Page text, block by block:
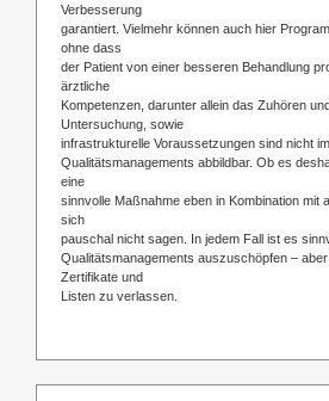
Verbesserung
garantiert. Vielmehr können auch hier
ohne dass
der Patient von einer besseren Behandlung
ärztliche
Kompetenzen, darunter allein das Zuhören
Untersuchung, sowie
infrastrukturelle Voraussetzungen sind nicht
Qualitätsmanagements abbildbar. Ob es
eine
sinnvolle Maßnahme eben in Kombination mit
sich
pauschal nicht sagen. In jedem Fall ist es
Qualitätsmanagements auszuschöpfen –
Zertifikate und
Listen zu verlassen.